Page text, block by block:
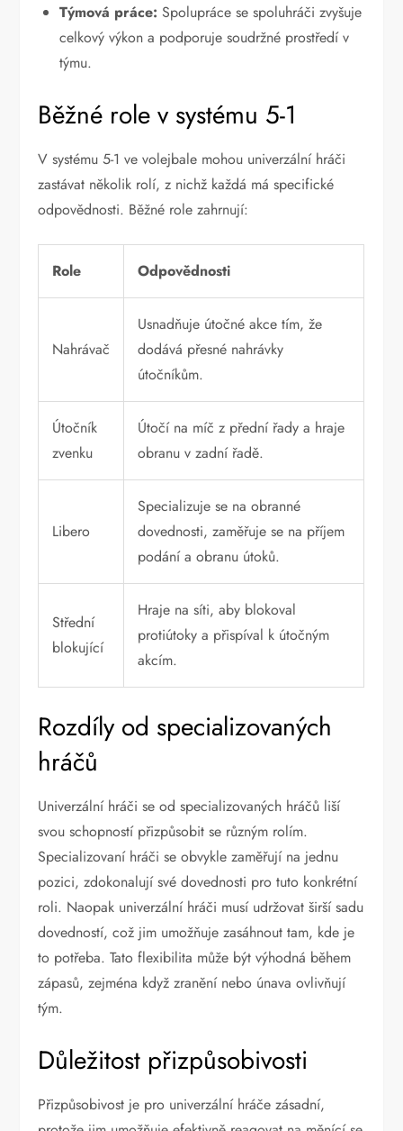
Týmová práce: Spolupráce se spoluhráči zvyšuje
celkový výkon a podporuje soudržné prostředí v
týmu.
Běžné role v systému 5-1
V systému 5-1 ve volejbale mohou univerzální hráči
zastávat několik rolí, z nichž každá má specifické
odpovědnosti. Běžné role zahrnují:
Role Odpovědnosti
Nahrávač
Usnadňuje útočné akce tím, že
dodává přesné nahrávky
útočníkům.
Útočník
zvenku
Útočí na míč z přední řady a hraje
obranu v zadní řadě.
Libero
Specializuje se na obranné
dovednosti, zaměřuje se na příjem
podání a obranu útoků.
Střední
blokující
Hraje na síti, aby blokoval
protiútoky a přispíval k útočným
akcím.
Rozdíly od specializovaných
hráčů
Univerzální hráči se od specializovaných hráčů liší
svou schopností přizpůsobit se různým rolím.
Specializovaní hráči se obvykle zaměřují na jednu
pozici, zdokonalují své dovednosti pro tuto konkrétní
roli. Naopak univerzální hráči musí udržovat širší sadu
dovedností, což jim umožňuje zasáhnout tam, kde je
to potřeba. Tato flexibilita může být výhodná během
zápasů, zejména když zranění nebo únava ovlivňují
tým.
Důležitost přizpůsobivosti
Přizpůsobivost je pro univerzální hráče zásadní,